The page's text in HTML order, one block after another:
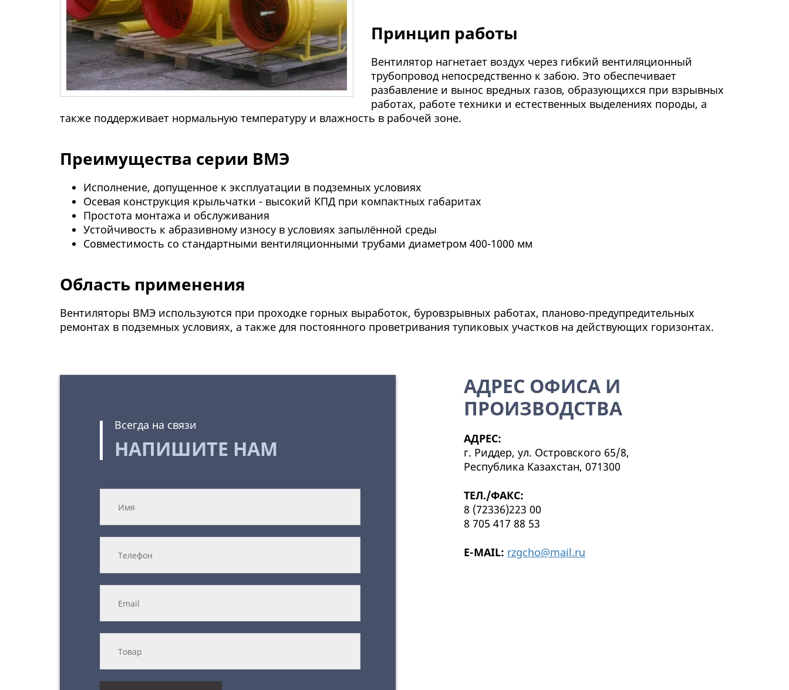
Принцип работы
Вентилятор нагнетает воздух через гибкий вентиляционный
трубопровод непосредственно к забою. Это обеспечивает
разбавление и вынос вредных газов, образующихся при взрывных
работах, работе техники и естественных выделениях породы, а
также поддерживает нормальную температуру и влажность в рабочей зоне.
Преимущества серии ВМЭ
Исполнение, допущенное к эксплуатации в подземных условиях
Осевая конструкция крыльчатки - высокий КПД при компактных габаритах
Простота монтажа и обслуживания
Устойчивость к абразивному износу в условиях запылённой среды
Совместимость со стандартными вентиляционными трубами диаметром 400-1000 мм
Область применения
Вентиляторы ВМЭ используются при проходке горных выработок, буровзрывных работах, планово-предупредительных
ремонтах в подземных условиях, а также для постоянного проветривания тупиковых участков на действующих горизонтах.
Всегда на связи
НАПИШИТЕ НАМ
АДРЕС ОФИСА И
ПРОИЗВОДСТВА
АДРЕС:
г. Риддер, ул. Островского 65/8,
Республика Казахстан, 071300
ТЕЛ./ФАКС:
8 (72336)223 00
8 705 417 88 53
E-MAIL: rzgcho@mail.ru